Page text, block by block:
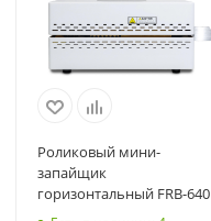
Роликовый мини-
запайщик
горизонтальный FRB-640